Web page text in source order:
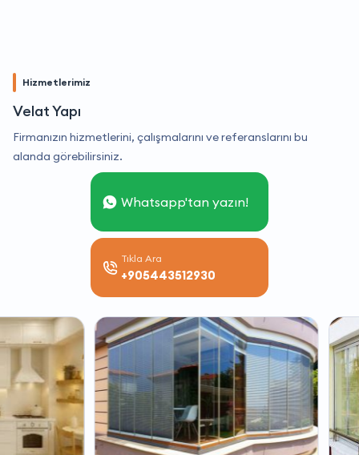
Hizmetlerimiz
Velat Yapı
Firmanızın hizmetlerini, çalışmalarını ve referanslarını bu
alanda görebilirsiniz.
Whatsapp'tan yazın!
Tıkla Ara
+905443512930